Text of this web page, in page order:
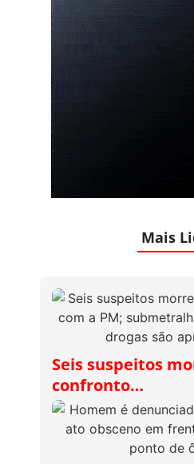
Mais
Seis suspeitos
confronto…